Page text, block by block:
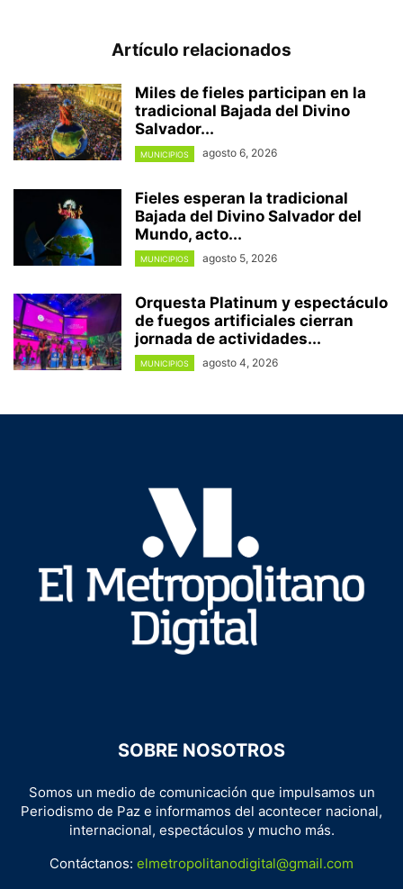
Artículo relacionados
Miles de fieles participan en la
tradicional Bajada del Divino
Salvador...
MUNICIPIOS agosto 6, 2026
Fieles esperan la tradicional
Bajada del Divino Salvador del
Mundo, acto...
MUNICIPIOS agosto 5, 2026
Orquesta Platinum y espectáculo
de fuegos artificiales cierran
jornada de actividades...
MUNICIPIOS agosto 4, 2026
SOBRE NOSOTROS
Somos un medio de comunicación que impulsamos un
Periodismo de Paz e informamos del acontecer nacional,
internacional, espectáculos y mucho más.
Contáctanos: elmetropolitanodigital@gmail.com